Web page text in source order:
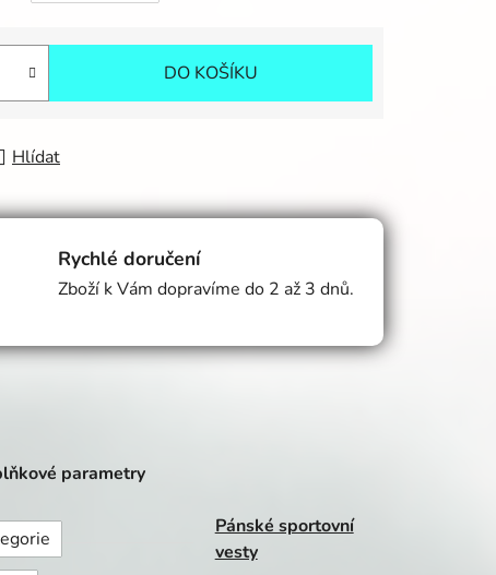
DO KOŠÍKU
Hlídat
Rychlé doručení
Zboží k Vám dopravíme do 2 až 3 dnů.
parametry
Pánské sportovní
vesty